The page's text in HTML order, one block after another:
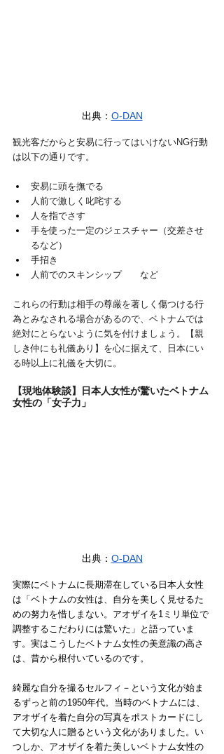
出典： O-DAN
観光客だからと安易に行ってはいけないNG行動
は以下の通りです。
安易に頭を撫でる
人前で激しく叱咤する
人を指でさす
手を使った一定のジェスチャー（交差させ
るなど）
手招き
人前でのスキンシップ　　など
これらの行動は相手の尊厳を著しく傷つける行
為とみなされる場合があるので、ベトナムでは
絶対にとらないように気を付けましょう。【親
しき仲にも礼儀あり】を心に据えて、日本にい
る時以上に礼儀を大切に。
【現地体験談】日本人女性が驚いたベトナム
女性の「女子力」
出典： O-DAN
実際にベトナムに長期滞在している日本人女性
は「ベトナムの女性は、自分を美しく見せるた
めの努力を惜しまない。アオザイを1ミリ単位で
調整するこだわりには驚いた」と語っていま
す。実はこうしたベトナム女性の美意識の高さ
は、昔から根付いているのです。
綺麗な自分を撮るセルフィ－という文化が始ま
るずっと前の1950年代。当時のベトナムには、
アオザイを着た自分の写真をポストカードにし
て大切な人に贈るという文化がありました。い
つしか、アオザイを着た美しいベトナム女性の